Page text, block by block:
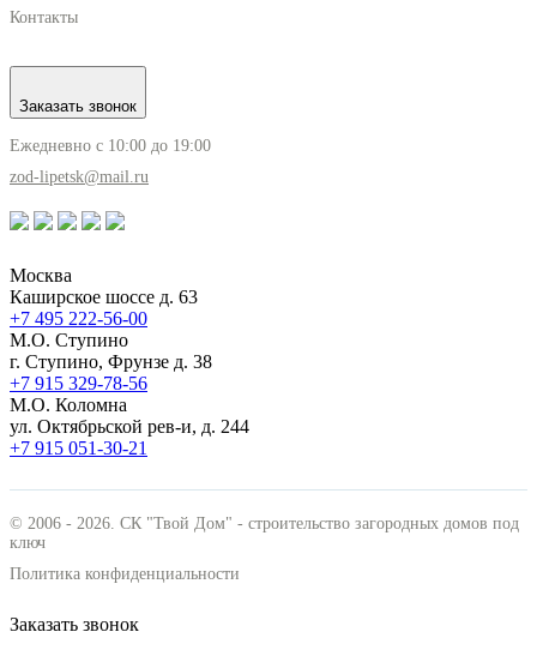
Контакты
Заказать звонок
Ежедневно с 10:00 до 19:00
zod-lipetsk@mail.ru
Москва
Каширское шоссе д. 63
+7 495 222-56-00
М.О. Ступино
г. Ступино, Фрунзе д. 38
+7 915 329-78-56
М.О. Коломна
ул. Октябрьской рев-и, д. 244
+7 915 051-30-21
© 2006 - 2026. СК "Твой Дом" - строительство загородных домов под
ключ
Политика конфиденциальности
Заказать звонок